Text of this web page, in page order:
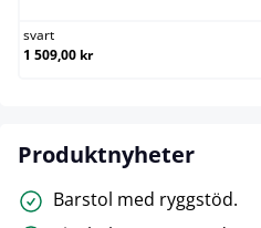
svart
1 509,00 kr
Produktnyheter
Barstol med ryggstöd.